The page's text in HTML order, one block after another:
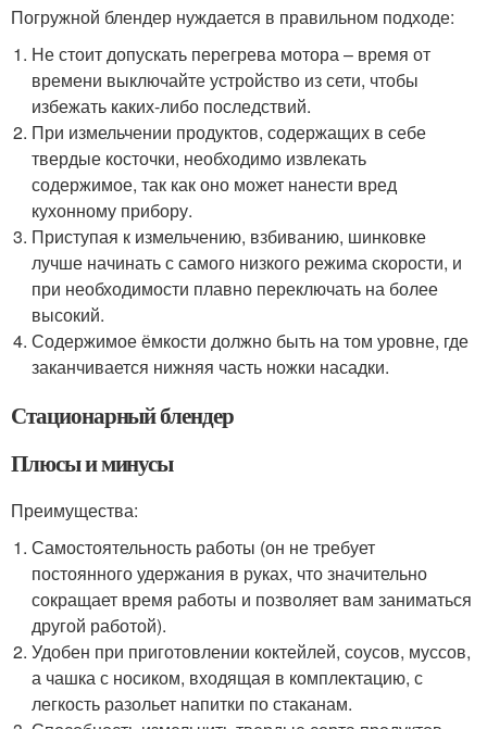
Погружной блендер нуждается в правильном подходе:
Не стоит допускать перегрева мотора – время от
времени выключайте устройство из сети, чтобы
избежать каких-либо последствий.
При измельчении продуктов, содержащих в себе
твердые косточки, необходимо извлекать
содержимое, так как оно может нанести вред
кухонному прибору.
Приступая к измельчению, взбиванию, шинковке
лучше начинать с самого низкого режима скорости, и
при необходимости плавно переключать на более
высокий.
Содержимое ёмкости должно быть на том уровне, где
заканчивается нижняя часть ножки насадки.
Стационарный блендер
Плюсы и минусы
Преимущества:
Самостоятельность работы (он не требует
постоянного удержания в руках, что значительно
сокращает время работы и позволяет вам заниматься
другой работой).
Удобен при приготовлении коктейлей, соусов, муссов,
а чашка с носиком, входящая в комплектацию, с
легкость разольет напитки по стаканам.